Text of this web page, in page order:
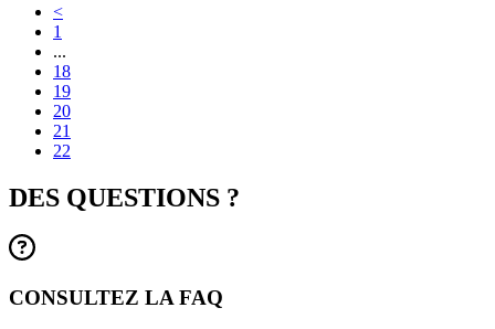
<
1
...
18
19
20
21
22
DES QUESTIONS ?
CONSULTEZ LA FAQ